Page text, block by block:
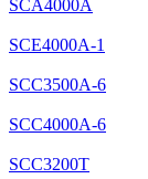
SCA4000A
SCE4000A-1
SCC3500A-6
SCC4000A-6
SCC3200T